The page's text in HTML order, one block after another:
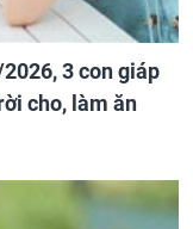
3 con giáp
cho, làm ăn